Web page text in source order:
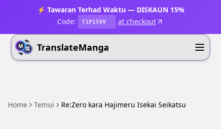
⚡ Tawaran Terhad Waktu — DISKAUN 15%
Code:
T1P15VV at checkout
TranslateManga
Home Temui Re:Zero kara Hajimeru Isekai Seikatsu